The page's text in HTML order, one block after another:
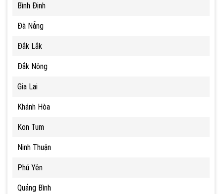
Bình Định
Đà Nẵng
Đắk Lắk
Đắk Nông
Gia Lai
Khánh Hòa
Kon Tum
Ninh Thuận
Phú Yên
Quảng Bình